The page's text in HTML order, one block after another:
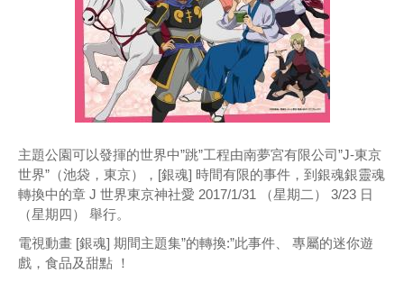
主題公園可以發揮的世界中”跳”工程由南夢宮有限公司”J-東京
世界”（池袋，東京），[銀魂] 時間有限的事件，到銀魂銀靈魂
轉換中的章 J 世界東京神社愛 2017/1/31 （星期二） 3/23 日
（星期四） 舉行。
電視動畫 [銀魂] 期間主題集”的轉換:”此事件、 專屬的迷你遊
戲，食品及甜點 ！